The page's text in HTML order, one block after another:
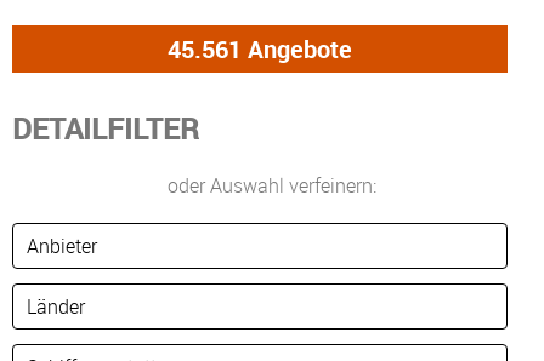
DETAILFILTER
oder Auswahl verfeinern: